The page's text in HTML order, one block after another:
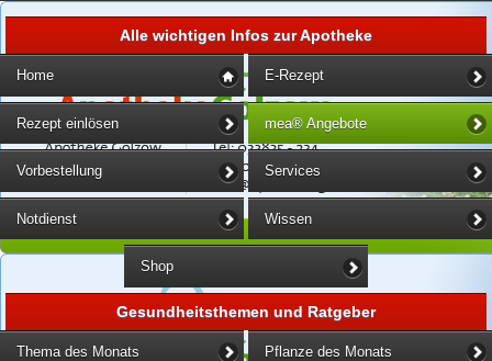
Alle wichtigen Infos zur Apotheke
Home E-Rezept
Rezept einlösen mea® Angebote
Vorbestellung Services
Notdienst Wissen
Shop
Gesundheitsthemen und Ratgeber
Thema des Monats Pflanze des Monats